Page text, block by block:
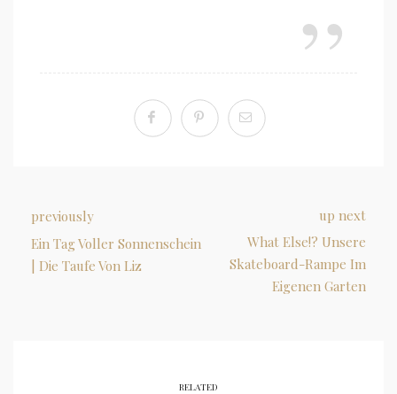
previously
Ein Tag Voller Sonnenschein
| Die Taufe Von Liz
up next
What Else!? Unsere
Skateboard-Rampe Im
Eigenen Garten
RELATED